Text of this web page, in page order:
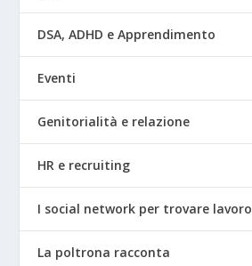
DSA, ADHD e Apprendimento
Eventi
Genitorialità e relazione
HR e recruiting
I social network per trovare lavoro
La poltrona racconta